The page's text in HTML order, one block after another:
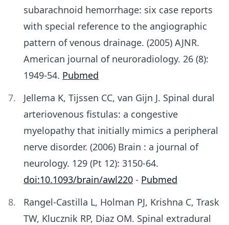
subarachnoid hemorrhage: six case reports
with special reference to the angiographic
pattern of venous drainage. (2005) AJNR.
American journal of neuroradiology. 26 (8):
1949-54. Pubmed
Jellema K, Tijssen CC, van Gijn J. Spinal dural
arteriovenous fistulas: a congestive
myelopathy that initially mimics a peripheral
nerve disorder. (2006) Brain : a journal of
neurology. 129 (Pt 12): 3150-64.
doi:10.1093/brain/awl220 - Pubmed
Rangel-Castilla L, Holman PJ, Krishna C, Trask
TW, Klucznik RP, Diaz OM. Spinal extradural